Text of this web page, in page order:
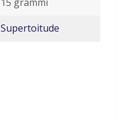
Supertoitude